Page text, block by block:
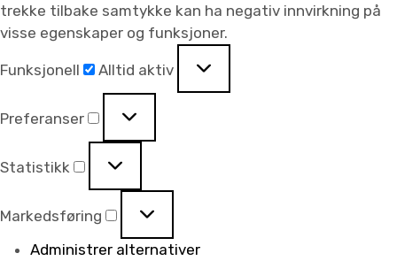
trekke tilbake samtykke kan ha negativ innvirkning på
visse egenskaper og funksjoner.
Funksjonell Alltid aktiv
Preferanser
Statistikk
Markedsføring
Administrer alternativer